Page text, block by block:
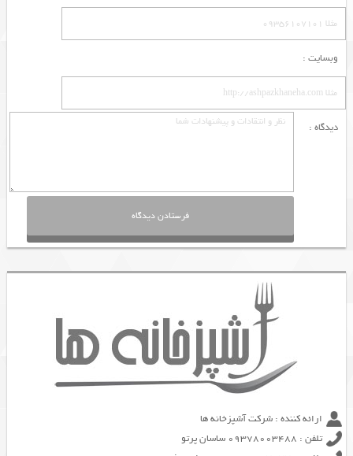
وبسایت :
دیدگاه :
ارائه کننده : شرکت آشپزخانه ها
تلفن : 09378003488 ساسان پرتو